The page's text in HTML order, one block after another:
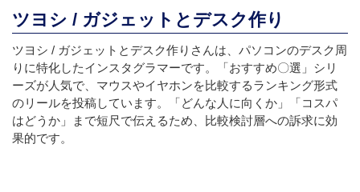
ツヨシ / ガジェットとデスク作り
ツヨシ / ガジェットとデスク作りさんは、パソコンのデスク周
りに特化したインスタグラマーです。「おすすめ〇選」シリ
ーズが人気で、マウスやイヤホンを比較するランキング形式
のリールを投稿しています。「どんな人に向くか」「コスパ
はどうか」まで短尺で伝えるため、比較検討層への訴求に効
果的です。